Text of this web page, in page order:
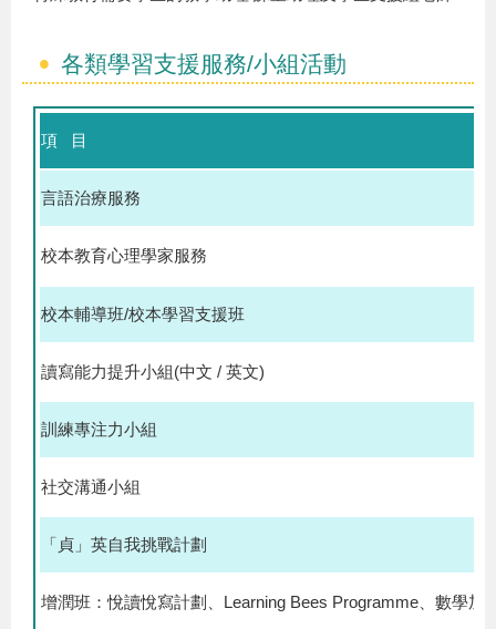
各類學習支援服務/小組活動
項 目
言語治療服務
校本教育心理學家服務
校本輔導班/校本學習支援班
讀寫能力提升小組(中文 / 英文)
訓練專注力小組
社交溝通小組
「貞」英自我挑戰計劃
增潤班：悅讀悅寫計劃、Learning Bees Programme、數學加